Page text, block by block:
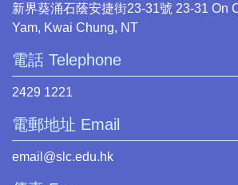
新界葵涌石蔭安捷街23-31號 23-31 On
Yam, Kwai Chung, NT
電話 Telephone
2429 1221
電郵地址 Email
email@slc.edu.hk